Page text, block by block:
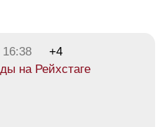
16:38
+4
на Рейхстаге